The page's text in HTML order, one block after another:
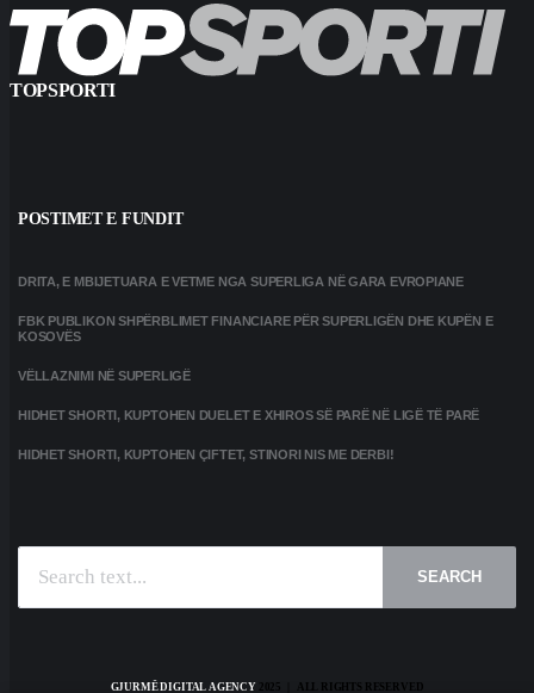
TOPSPORTI
POSTIMET E FUNDIT
DRITA, E MBIJETUARA E VETME NGA SUPERLIGA NË GARA EVROPIANE
FBK PUBLIKON SHPËRBLIMET FINANCIARE PËR SUPERLIGËN DHE KUPËN E
KOSOVËS
VËLLAZNIMI NË SUPERLIGË
HIDHET SHORTI, KUPTOHEN DUELET E XHIROS SË PARË NË LIGË TË PARË
HIDHET SHORTI, KUPTOHEN ÇIFTET, STINORI NIS ME DERBI!
SEARCH
GJURMË DIGITAL AGENCY2025 | ALL RIGHTS RESERVED